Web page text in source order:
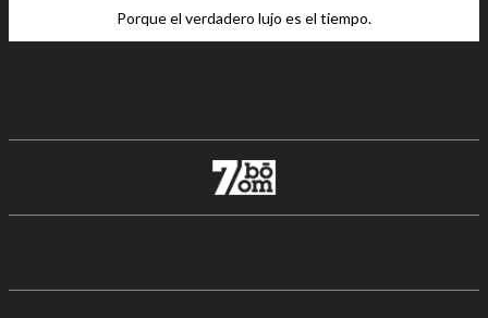
Porque el verdadero lujo es el tiempo.